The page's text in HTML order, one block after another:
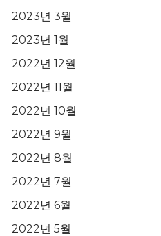
2023년 3월
2023년 1월
2022년 12월
2022년 11월
2022년 10월
2022년 9월
2022년 8월
2022년 7월
2022년 6월
2022년 5월